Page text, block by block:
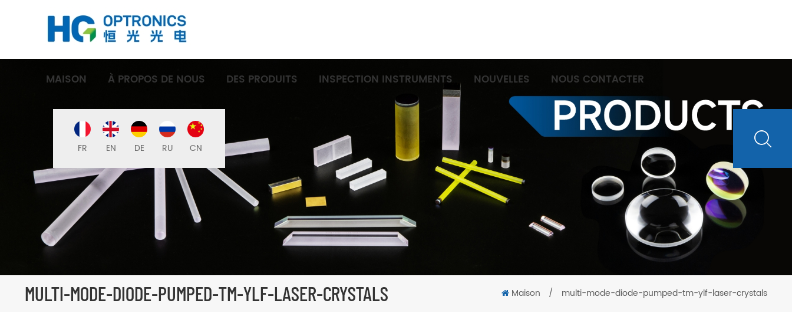
MAISON À PROPOS DE NOUS DES PRODUITS INSPECTION INSTRUMENTS NOUVELLES NOUS CONTACTER
FR EN DE RU CN
MULTI-MODE-DIODE-PUMPED-TM-YLF-LASER-CRYSTALS Maison / multi-mode-diode-pumped-tm-ylf-laser-crystals